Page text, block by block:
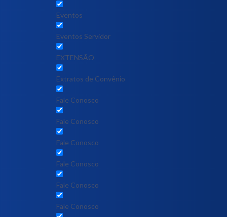
Eventos
Eventos Servidor
EXTENSÃO
Extratos de Convênio
Fale Conosco
Fale Conosco
Fale Conosco
Fale Conosco
Fale Conosco
Fale Conosco